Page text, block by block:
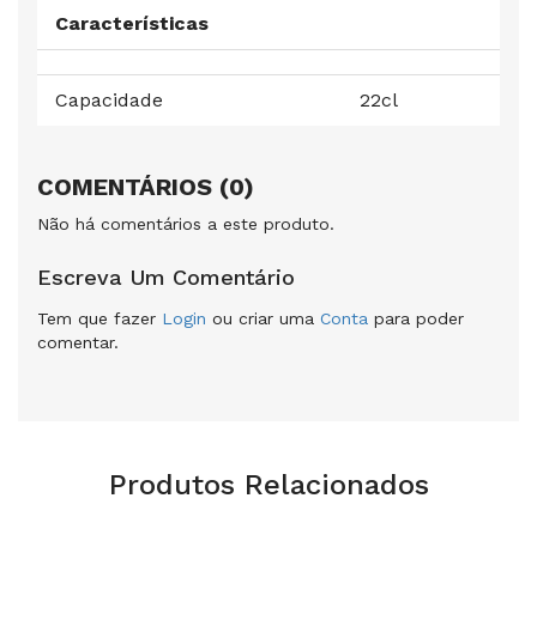
Características
Capacidade 22cl
COMENTÁRIOS (0)
Não há comentários a este produto.
Escreva Um Comentário
Tem que fazer Login ou criar uma Conta para poder
comentar.
Produtos Relacionados